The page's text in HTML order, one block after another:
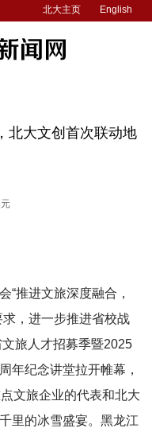
北大主页 English
北大文创首次联动地
“推进文旅深度融合，
求，进一步推进省校战
旅人才招募季暨2025
年纪念讲堂拉开帷幕，
文旅企业的代表和北大
里的冰雪盛宴。黑龙江